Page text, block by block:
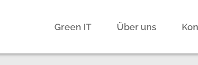
Green IT Über uns